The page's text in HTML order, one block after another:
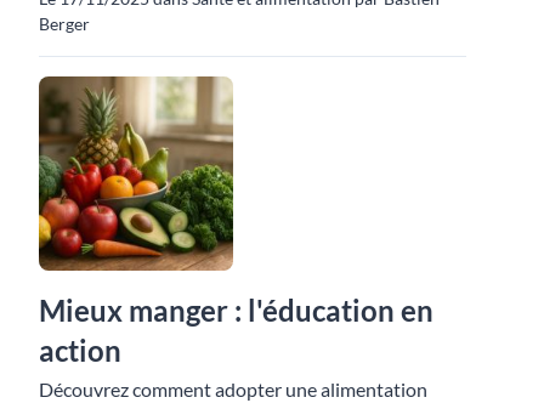
Berger
Mieux manger : l'éducation en
action
Découvrez comment adopter une alimentation